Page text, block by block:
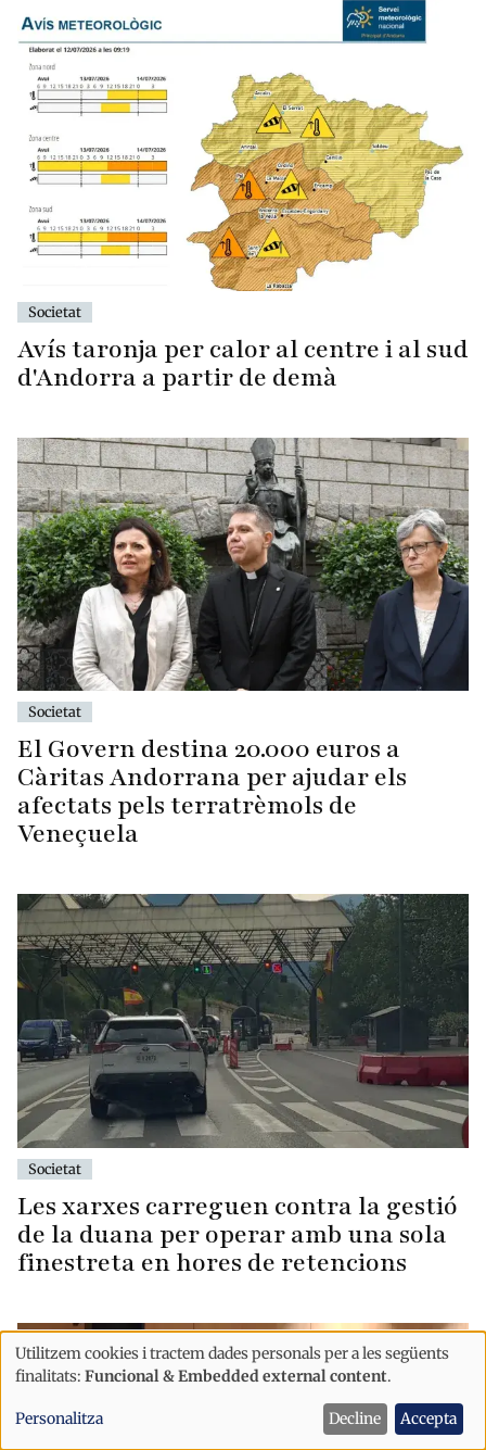
Societat
Avís taronja per calor al centre i al sud
d'Andorra a partir de demà
Societat
El Govern destina 20.000 euros a
Càritas Andorrana per ajudar els
afectats pels terratrèmols de
Veneçuela
Societat
Les xarxes carreguen contra la gestió
de la duana per operar amb una sola
finestreta en hores de retencions
Ús
de
dades
Utilitzem cookies i tractem dades personals per a les següents
finalitats: Funcional & Embedded external content.
Personalitza Decline Accepta